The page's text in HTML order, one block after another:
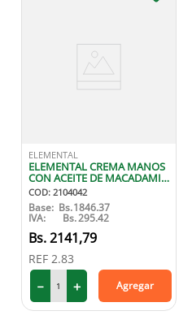
ELEMENTAL
ELEMENTAL CREMA MANOS
CON ACEITE DE MACADAMIA
60 ML
COD: 2104042
Base: Bs.1846.37
IVA: Bs.295.42
2141,79
REF 2.83
＋
－ Agregar